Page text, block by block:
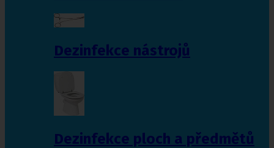
Dezinfekce nástrojů
Dezinfekce ploch a předmětů